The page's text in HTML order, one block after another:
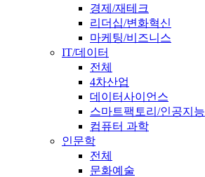
경제/재테크
리더십/변화혁신
마케팅/비즈니스
IT/데이터
전체
4차산업
데이터사이언스
스마트팩토리/인공지능
컴퓨터 과학
인문학
전체
문화예술